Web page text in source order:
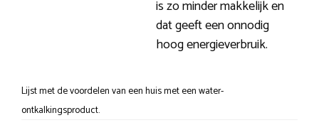
is zo minder makkelijk en
dat geeft een onnodig
hoog energieverbruik.
Lijst met de voordelen van een huis met een water-
ontkalkingsproduct.